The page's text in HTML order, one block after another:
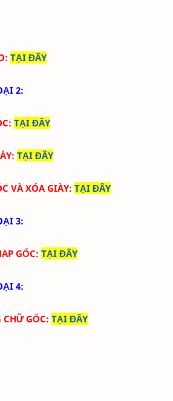
TẠI ĐÂY
2:
TẠI ĐÂY
: TẠI ĐÂY
VÀ XÓA GIÀY: TẠI ĐÂY
3:
GỐC: TẠI ĐÂY
4:
CHỮ GỐC: TẠI ĐÂY